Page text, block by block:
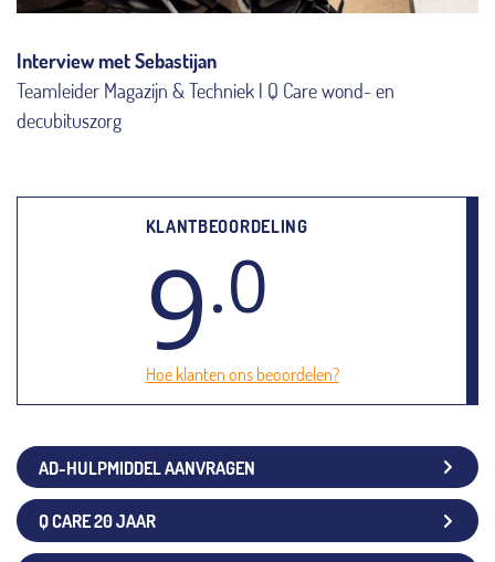
Interview met Sebastijan
Teamleider Magazijn & Techniek | Q Care wond- en
decubituszorg
KLANTBEOORDELING
9.0
Hoe klanten ons beoordelen?
AD-HULPMIDDEL AANVRAGEN
Q CARE 20 JAAR